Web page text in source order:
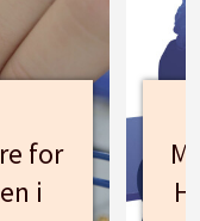
for
i